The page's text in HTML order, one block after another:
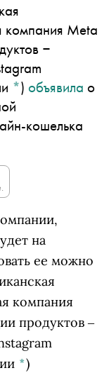
компания Meta
‒
*) объявила о
кошелька
на
ее можно
компания
продуктов ‒
*)